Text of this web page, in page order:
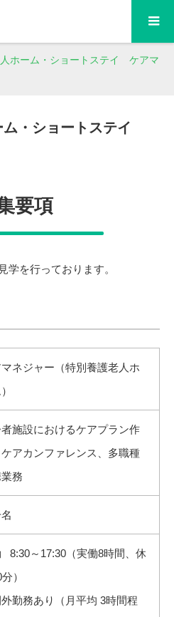
ホーム・ショートステイ ケアマ
・ショートステイ
要項
学を行っております。
ネジャー（特別養護老人ホ
施設におけるケアプラン作
ケアカンファレンス、多職種
務
8:30～17:30（実働8時間、休
）
勤務あり（月平均 3時間程